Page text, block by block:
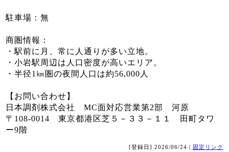
駐車場：無
商圏情報：
・駅前に月、常に人通りが多い立地。
・小岩駅周辺は人口密度が高いエリア。
・半径1㎞圏の夜間人口は約56,000人
【お問い合わせ】
日本調剤株式会社 MC面対応営業第2部 河原
〒108-0014 東京都港区芝５－３３－１１ 田町タワ
ー9階
[登録日] 2026/06/24 | 固定リンク